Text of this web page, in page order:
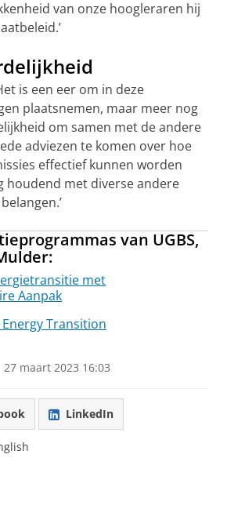
van onze hoogleraren hij
is een eer om in deze
plaatsnemen, maar meer nog
om samen met de andere
adviezen te komen over hoe
effectief kunnen worden
houdend met diverse andere
van UGBS,
met
Aanpak
Energy Transition
27 maart 2023 16:03
LinkedIn